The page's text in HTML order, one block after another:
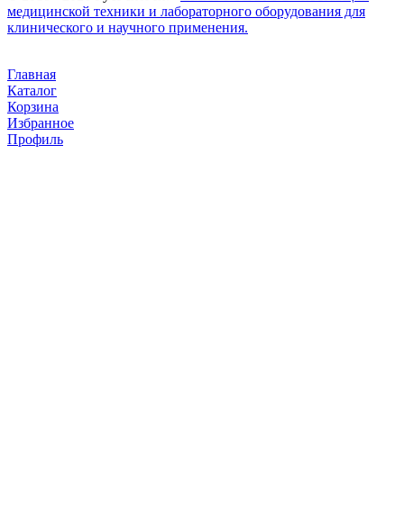
медицинской техники и лабораторного оборудования для
клинического и научного применения.
Главная
Каталог
Корзина
Избранное
Профиль